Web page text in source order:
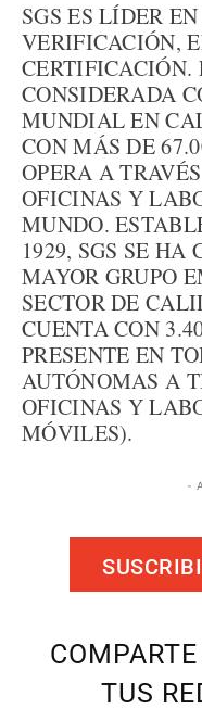
SGS ES LÍDER
VERIFICACIÓN,
CERTIFICACIÓN.
CONSIDERADA
MUNDIAL EN
CON MÁS DE
OPERA A
OFICINAS Y
MUNDO.
1929, SGS SE HA
MAYOR GRUPO
SECTOR DE
CUENTA CON
PRESENTE EN
AUTÓNOMAS A
OFICINAS Y
MÓVILES).
-
TUS